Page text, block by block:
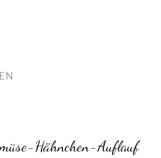
Hähnchen-Auflauf